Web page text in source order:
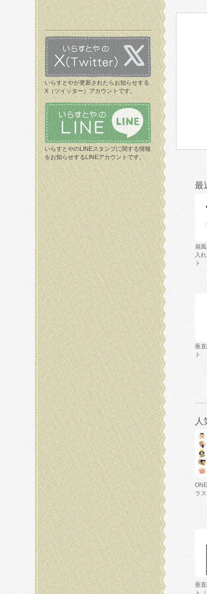
いらすとやが更新されたらお知らせする
X（ツイッター）アカウントです。
いらすとやのLINEスタンプに関する情報
をお知らせするLINEアカウントです。
最
扇
入
ト
垂
ト
人
ラ
垂